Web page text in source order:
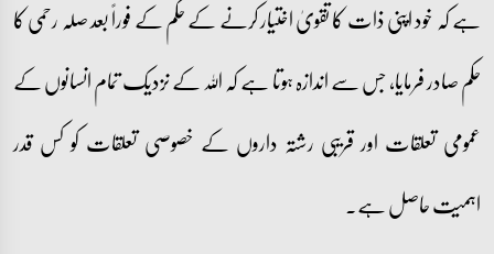
ہے کہ خود اپنی ذات کا تقویٰ اختیار کرنے کے حکم کے فوراً بعد صلہ رحمی کا
حکم صادر فرمایا، جس سے اندازہ ہوتا ہے کہ اللہ کے نزدیک تمام انسانوں کے
عمومی تعلقات اور قریبی رشتہ داروں کے خصوصی تعلقات کو کس قدر
اہمیت حاصل ہے۔